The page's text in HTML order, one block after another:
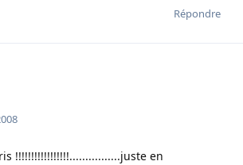
Répondre
!!!!!!!!!!!!!!!!!................juste en